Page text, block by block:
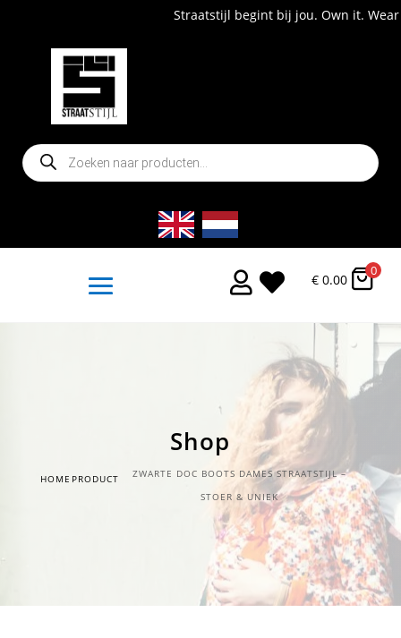
Straatstijl begint bij jou. Own it. Wear it. Shop now!
Producten
zoeken
  € 0.00
0
Shop
HOME PRODUCT
ZWARTE DOC BOOTS DAMES STRAATSTIJL –
STOER & UNIEK